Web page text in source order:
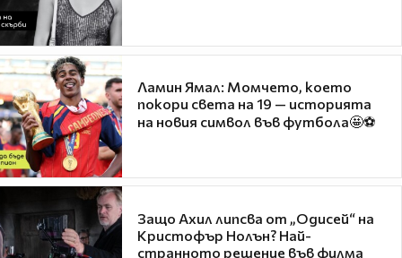
Ламин Ямал: Момчето, което
покори света на 19 — историята
на новия символ във футбола🤩⚽
Защо Ахил липсва от „Одисей“ на
Кристофър Нолън? Най-
странното решение във филма